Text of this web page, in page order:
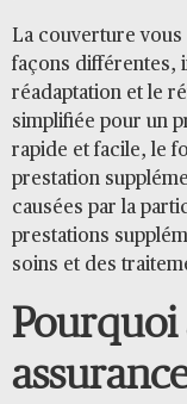
La couverture
façons différentes,
réadaptation et le
simplifiée pour un
rapide et facile, le
prestation
causées par la
prestations
soins et des
Pourquoi